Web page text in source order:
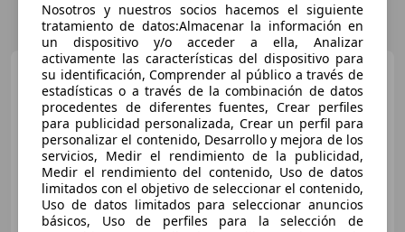
Mercedes-Benz GLC 220
220d 4Matic 9G-Tronic
€ 32.390
Súperoferta
12/2021 63.707 km Diésel 143 kW (194 CV)
Nosotros y nuestros socios hacemos el siguiente
tratamiento de datos:Almacenar la información en
un dispositivo y/o acceder a ella, Analizar
activamente las características del dispositivo para
su identificación, Comprender al público a través de
estadísticas o a través de la combinación de datos
procedentes de diferentes fuentes, Crear perfiles
para publicidad personalizada, Crear un perfil para
personalizar el contenido, Desarrollo y mejora de los
servicios, Medir el rendimiento de la publicidad,
Medir el rendimiento del contenido, Uso de datos
limitados con el objetivo de seleccionar el contenido,
Uso de datos limitados para seleccionar anuncios
básicos, Uso de perfiles para la selección de